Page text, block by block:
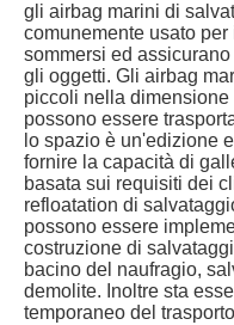
gli airbag marini di
comunemente usato
sommersi ed
gli oggetti. Gli airbag
piccoli nella
possono essere
lo spazio è un'edizione
fornire la capacità di
basata sui requisiti dei
refloatation di
possono essere
costruzione di
bacino del naufragio,
demolite. Inoltre sta
temporaneo del